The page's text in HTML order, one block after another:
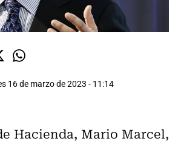
16 de marzo de 2023 - 11:14
Hacienda, Mario Marcel,